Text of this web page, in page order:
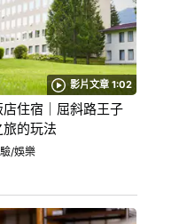
影片文章 1:02
住宿｜屈斜路王子
的玩法
/娛樂